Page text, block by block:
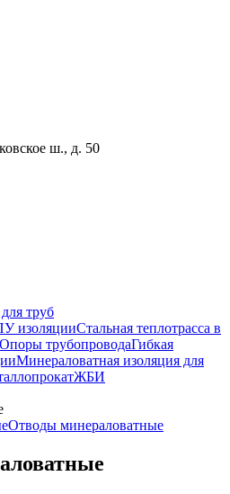
Московское ш., д. 50
труб
изоляцииСтальная теплотрасса в
Опоры трубопроводаГибкая
Минераловатная изоляция для
ЖБИ
Отводы минераловатные